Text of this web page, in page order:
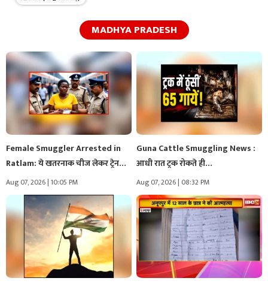
MADHYA PRADESH
Female Smuggler Arrested in
Ratlam: ये खतरनाक चीज लेकर ट्रेन…
Aug 07, 2026 | 10:05 PM
Guna Cattle Smuggling News :
आधी रात ट्रक रोकते ही…
Aug 07, 2026 | 08:32 PM